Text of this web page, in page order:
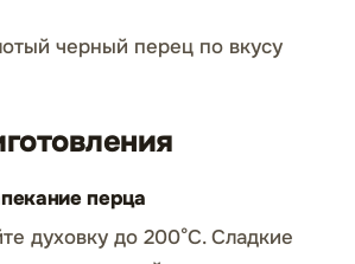
черный перец по вкусу
перца
духовку до 200°С. Сладкие